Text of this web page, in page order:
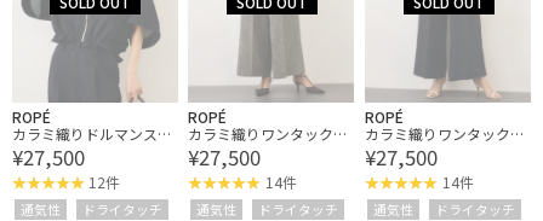
ROPÉ
カラミ織りドルマンスリ
ーブショートブルゾン/
セットアップ対応・イー
ジーケア
¥27,500
12件
通気性 ドライタッチ
ROPÉ
カラミ織りワンタックワ
イドパンツ/セットアッ
プ対応・イージーケア
¥27,500
14件
通気性 ドライタッチ
ROPÉ
カラミ織りワンタックワ
イドパンツ/セットアッ
プ対応・イージーケア
¥27,500
14件
通気性 ドライタッチ